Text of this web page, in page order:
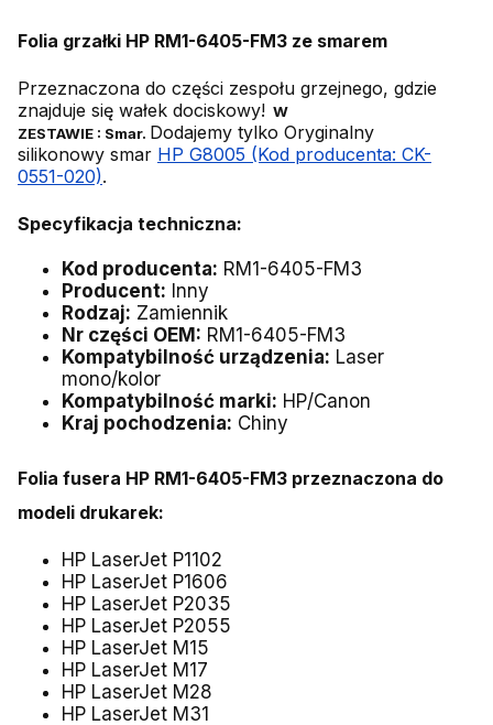
Folia grzałki HP RM1-6405-FM3 ze smarem
Przeznaczona do części zespołu grzejnego, gdzie
znajduje się wałek dociskowy! W
ZESTAWIE : Smar. Dodajemy tylko Oryginalny
silikonowy smar HP G8005 (Kod producenta: CK-
0551-020).
Specyfikacja techniczna:
Kod producenta: RM1-6405-FM3
Producent: Inny
Rodzaj: Zamiennik
Nr części OEM: RM1-6405-FM3
Kompatybilność urządzenia: Laser
mono/kolor
Kompatybilność marki: HP/Canon
Kraj pochodzenia: Chiny
Folia fusera HP RM1-6405-FM3 przeznaczona do
modeli drukarek:
HP LaserJet P1102
HP LaserJet P1606
HP LaserJet P2035
HP LaserJet P2055
HP LaserJet M15
HP LaserJet M17
HP LaserJet M28
HP LaserJet M31